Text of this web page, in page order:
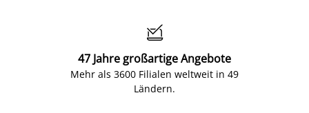

47 Jahre großartige Angebote
Mehr als 3600 Filialen weltweit in 49
Ländern.